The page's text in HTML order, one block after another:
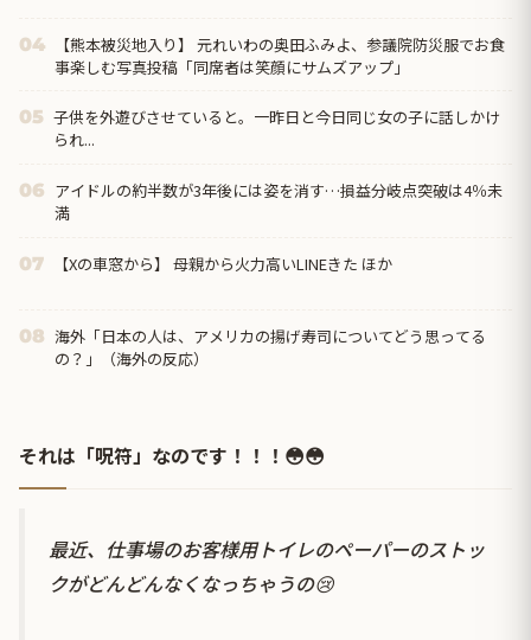
04
【熊本被災地入り】 元れいわの奥田ふみよ、参議院防災服でお食
事楽しむ写真投稿「同席者は笑顔にサムズアップ」
05 子供を外遊びさせていると。一昨日と今日同じ女の子に話しかけ
られ...
06 アイドルの約半数が3年後には姿を消す…損益分岐点突破は4％未
満
07 【Xの車窓から】 母親から火力高いLINEきた ほか
08 海外「日本の人は、アメリカの揚げ寿司についてどう思ってる
の？」（海外の反応）
それは「呪符」なのです！！！😳😳
最近、仕事場のお客様用トイレのペーパーのストッ
クがどんどんなくなっちゃうの😢